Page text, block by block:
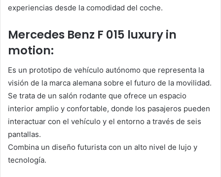
experiencias desde la comodidad del coche.
Mercedes Benz F 015 luxury in
motion:
Es un prototipo de vehículo autónomo que representa la
visión de la marca alemana sobre el futuro de la movilidad.
Se trata de un salón rodante que ofrece un espacio
interior amplio y confortable, donde los pasajeros pueden
interactuar con el vehículo y el entorno a través de seis
pantallas.
Combina un diseño futurista con un alto nivel de lujo y
tecnología.